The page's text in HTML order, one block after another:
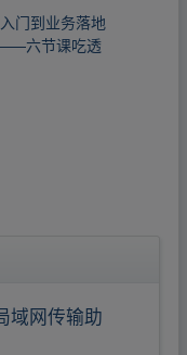
门到业务落地
——六节课吃透
域网传输助